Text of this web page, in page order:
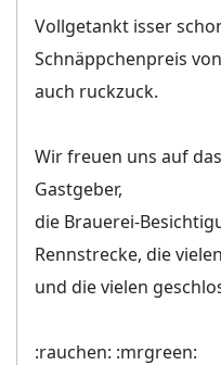
Vollgetankt isser
Schnäppchenpreis
auch ruckzuck.
Wir freuen uns auf
Gastgeber,
die Brauerei-
Rennstrecke, die
und die vielen
:rauchen: :mrgreen: